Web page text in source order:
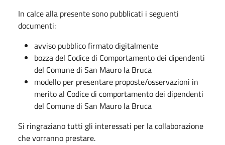
In calce alla presente sono pubblicati i seguenti
documenti:
avviso pubblico firmato digitalmente
bozza del Codice di Comportamento dei dipendenti
del Comune di San Mauro la Bruca
modello per presentare proposte/osservazioni in
merito al Codice di comportamento dei dipendenti
del Comune di San Mauro la Bruca
Si ringraziano tutti gli interessati per la collaborazione
che vorranno prestare.